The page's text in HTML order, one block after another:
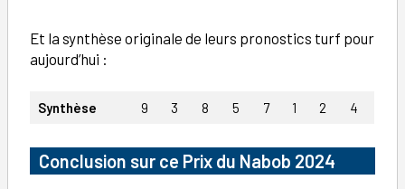
Et la synthèse originale de leurs pronostics turf pour
aujourd’hui :
Synthèse 9 3 8 5 7 1 2 4
Conclusion sur ce Prix du Nabob 2024